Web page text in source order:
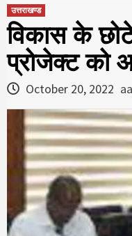
उत्तराखण्ड
विकास के
प्रोजेक्ट को
October 20, 2022